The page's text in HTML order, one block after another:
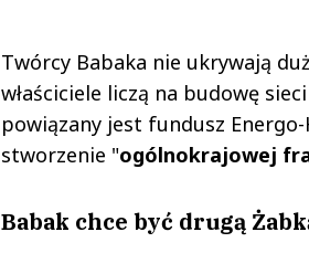
Twórcy Babaka nie ukrywają
właściciele liczą na budowę
powiązany jest fundusz
stworzenie "ogólnokrajowej
Babak chce być drugą